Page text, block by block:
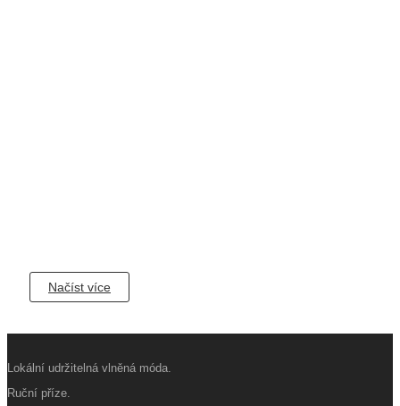
Načíst více
Lokální udržitelná vlněná móda.
Ruční příze.